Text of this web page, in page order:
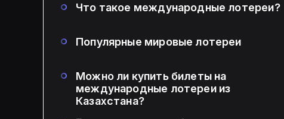
Что такое международные лотереи?
Популярные мировые лотереи
Можно ли купить билеты на
международные лотереи из
Казахстана?